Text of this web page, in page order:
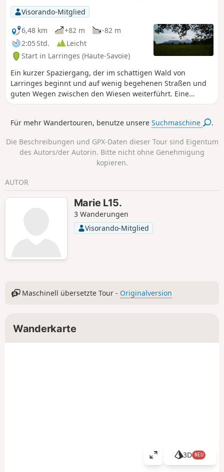
Visorando-Mitglied
6,48 km
+82 m
-82 m
2:05 Std.
Leicht
Start in Larringes (Haute-Savoie)
Ein kurzer Spaziergang, der im schattigen Wald von
Larringes beginnt und auf wenig begehenen Straßen und
guten Wegen zwischen den Wiesen weiterführt. Eine
Kapelle, ein Stein mit Schalen, mehrere Brunnen und
umliegenden Gipfel erwarten Sie.
Für mehr Wandertouren, benutze unsereSuchmaschine .
Die Beschreibungen und GPX-Daten dieser Tour sind Eigentum
des Autors/der Autorin. Bitte nicht ohne Genehmigung
kopieren.
AUTOR
Marie L15.
3 Wanderungen
Visorando-Mitglied
Maschinell übersetzte Tour - Originalversion
Wanderkarte
K
3D NEU